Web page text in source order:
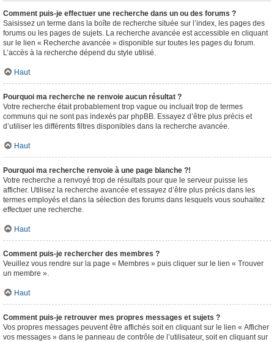
Comment puis-je effectuer une recherche dans un ou des forums ?
Saisissez un terme dans la boîte de recherche située sur l’index, les pages des
forums ou les pages de sujets. La recherche avancée est accessible en cliquant
sur le lien « Recherche avancée » disponible sur toutes les pages du forum.
L’accès à la recherche dépend du style utilisé.
Haut
Pourquoi ma recherche ne renvoie aucun résultat ?
Votre recherche était probablement trop vague ou incluait trop de termes
communs qui ne sont pas indexés par phpBB. Essayez d’être plus précis et
d’utiliser les différents filtres disponibles dans la recherche avancée.
Haut
Pourquoi ma recherche renvoie à une page blanche ?!
Votre recherche a renvoyé trop de résultats pour que le serveur puisse les
afficher. Utilisez la recherche avancée et essayez d’être plus précis dans les
termes employés et dans la sélection des forums dans lesquels vous souhaitez
effectuer une recherche.
Haut
Comment puis-je rechercher des membres ?
Veuillez vous rendre sur la page « Membres » puis cliquer sur le lien « Trouver
un membre ».
Haut
Comment puis-je retrouver mes propres messages et sujets ?
Vos propres messages peuvent être affichés soit en cliquant sur le lien « Afficher
vos messages » dans le panneau de contrôle de l’utilisateur, soit en cliquant sur